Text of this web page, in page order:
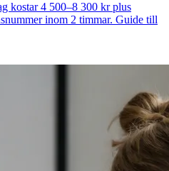
kostar 4 500–8 300 kr plus
inom 2 timmar. Guide till